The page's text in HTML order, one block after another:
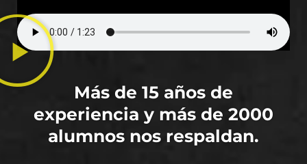
Más de 15 años de
experiencia y más de 2000
alumnos nos respaldan.